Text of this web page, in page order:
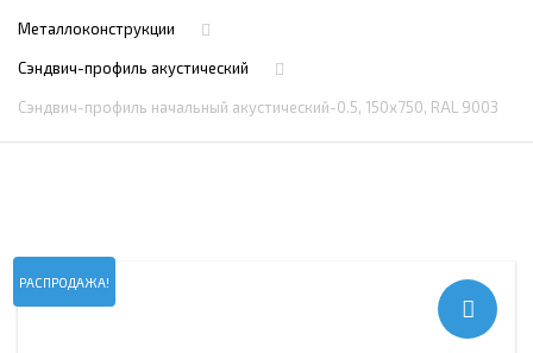
Металлоконструкции
Сэндвич-профиль акустический
Сэндвич-профиль начальный акустический-0.5, 150х750, RAL 9003
РАСПРОДАЖА!